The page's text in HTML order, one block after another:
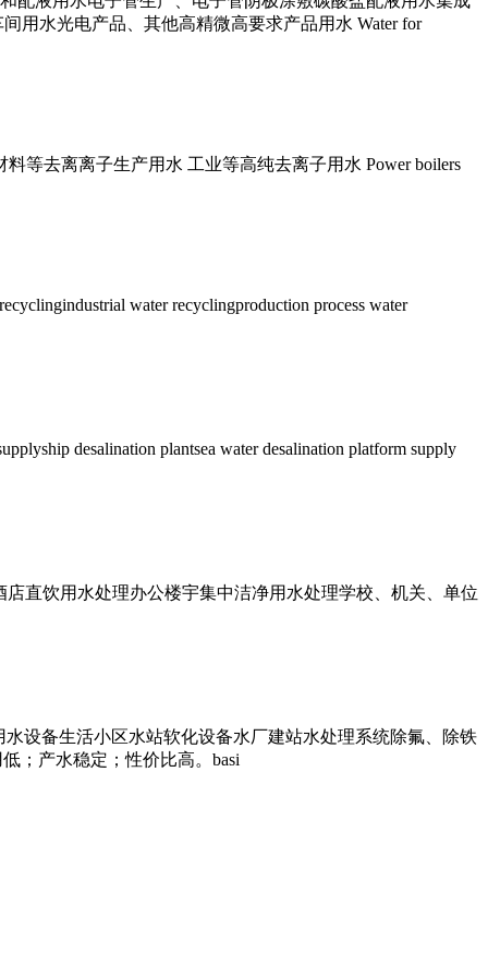
用水光电产品、其他高精微高要求产品用水 Water for
等去离离子生产用水 工业等高纯去离子用水 Power boilers
water recyclingproduction process water
desalination plantsea water desalination platform supply
店直饮用水处理办公楼宇集中洁净用水处理学校、机关、单位
水设备生活小区水站软化设备水厂建站水处理系统除氟、除铁
；产水稳定；性价比高。basi